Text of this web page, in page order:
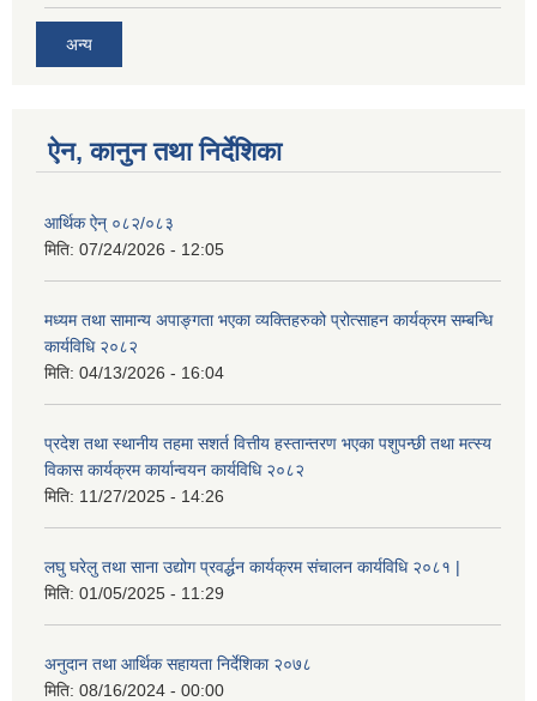
अन्य
ऐन, कानुन तथा निर्देशिका
आर्थिक ऐन् ०८२/०८३
मिति: 07/24/2026 - 12:05
मध्यम तथा सामान्य अपाङ्गता भएका व्यक्तिहरुको प्रोत्साहन कार्यक्रम सम्बन्धि
कार्यविधि २०८२
मिति: 04/13/2026 - 16:04
प्रदेश तथा स्थानीय तहमा सशर्त वित्तीय हस्तान्तरण भएका पशुपन्छी तथा मत्स्य
विकास कार्यक्रम कार्यान्वयन कार्यविधि २०८२
मिति: 11/27/2025 - 14:26
लघु घरेलु तथा साना उद्योग प्रवर्द्धन कार्यक्रम संचालन कार्यविधि २०८१ |
मिति: 01/05/2025 - 11:29
अनुदान तथा आर्थिक सहायता निर्देशिका २०७८
मिति: 08/16/2024 - 00:00